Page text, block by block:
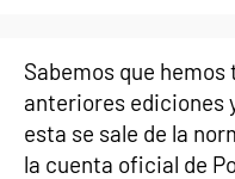
Sabemos que
anteriores ediciones
esta se sale de la
la cuenta oficial de